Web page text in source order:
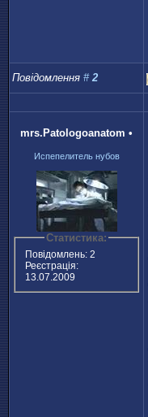
Повідомлення # 2
mrs.Patologoanatom •
Испепелитель нубов
Статистика:
Повідомлень: 2
Реєстрація:
13.07.2009